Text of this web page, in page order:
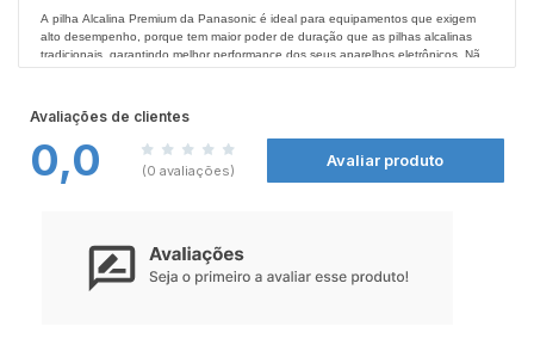
A pilha Alcalina Premium da Panasonic é ideal para equipamentos que exigem
alto desempenho, porque tem maior poder de duração que as pilhas alcalinas
tradicionais, garantindo melhor performance dos seus aparelhos eletrônicos. Não
deixe de conferir todos os produtos Panasonic nasFarmácias Nissei.
Avaliações de clientes
0,0 (0 avaliações)
Avaliar produto